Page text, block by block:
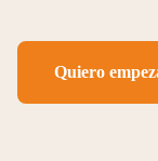
Quiero